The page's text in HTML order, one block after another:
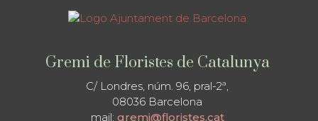
Gremi de Floristes de Catalunya
C/ Londres, núm. 96, pral-2ª,
08036 Barcelona
mail: gremi@floristes.cat